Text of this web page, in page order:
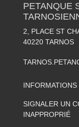
PETANQUE
2, PLACE ST
40220 TARNOS
INFORMATIONS
SIGNALER UN
INAPPROPRIÉ